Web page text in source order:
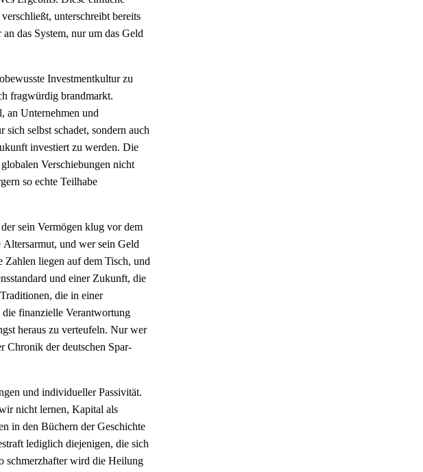
unterschreibt bereits
das System, nur um das Geld
Investmentkultur zu
fragwürdig brandmarkt.
an Unternehmen und
selbst schadet, sondern auch
investiert zu werden. Die
Verschiebungen nicht
so echte Teilhabe
sein Vermögen klug vor dem
und wer sein Geld
Zahlen liegen auf dem Tisch, und
und einer Zukunft, die
die in einer
finanzielle Verantwortung
heraus zu verteufeln. Nur wer
Chronik der deutschen Spar-
und individueller Passivität.
nicht lernen, Kapital als
in den Büchern der Geschichte
lediglich diejenigen, die sich
schmerzhafter wird die Heilung